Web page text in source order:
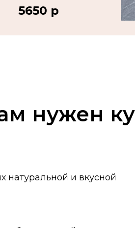
5650 р
нужен
натуральной и вкусной